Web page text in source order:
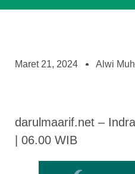
Maret 21, 2024 Alwi
darulmaarif.net –
| 06.00 WIB